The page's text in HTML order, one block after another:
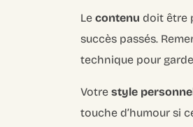
Le contenu doit être
succès passés.
technique pour
Votre style
touche d’humour si